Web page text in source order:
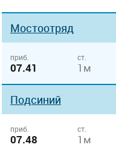
Мостоотряд
приб.
07.41
ст.
1м
Подсиний
приб.
07.48
ст.
1м